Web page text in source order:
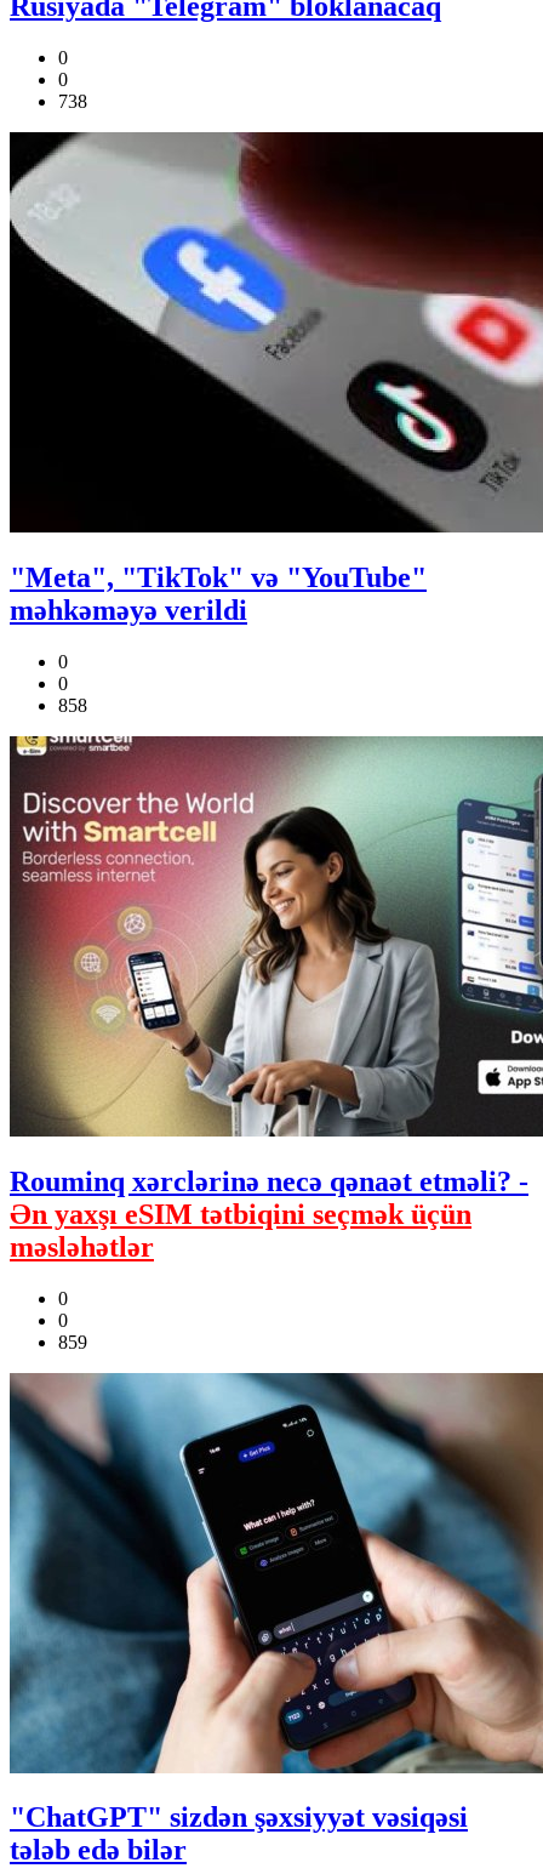
0
0
738
"Meta", "TikTok" və "YouTube"
məhkəməyə verildi
0
0
858
Rouminq xərclərinə necə qənaət etməli? -
Ən yaxşı eSIM tətbiqini seçmək üçün
məsləhətlər
0
0
859
"ChatGPT" sizdən şəxsiyyət vəsiqəsi
tələb edə bilər